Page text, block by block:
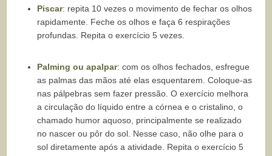
Piscar: repita 10 vezes o movimento de fechar os olhos
rapidamente. Feche os olhos e faça 6 respirações
profundas. Repita o exercício 5 vezes.
Palming ou apalpar: com os olhos fechados, esfregue
as palmas das mãos até elas esquentarem. Coloque-as
nas pálpebras sem fazer pressão. O exercício melhora
a circulação do líquido entre a córnea e o cristalino, o
chamado humor aquoso, principalmente se realizado
no nascer ou pôr do sol. Nesse caso, não olhe para o
sol diretamente após a atividade. Repita o exercício 5